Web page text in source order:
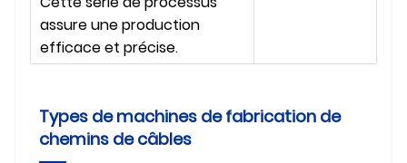
assure une production
efficace et précise.
Types de machines de fabrication de
chemins de câbles